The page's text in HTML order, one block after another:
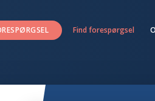
Find forespørgsel